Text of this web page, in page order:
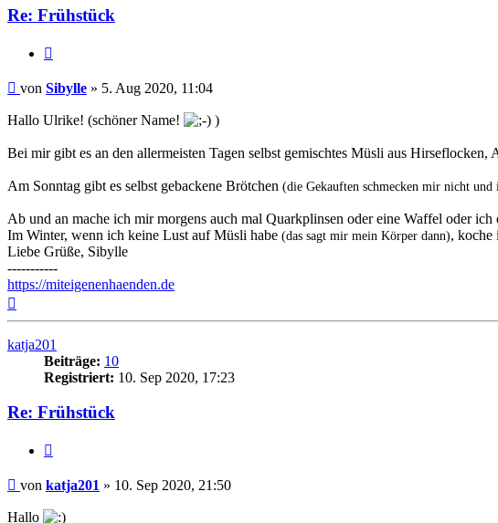
Re: Frühstück
Beitrag
von Sibylle » 5. Aug 2020, 11:04
Hallo Ulrike! (schöner Name! )
Bei mir gibt es an den allermeisten Tagen selbst gemischtes Müsli aus
Am Sonntag gibt es selbst gebackene Brötchen (die Gekauften schmecken mir nicht
Ab und an mache ich mir morgens auch mal Quarkplinsen oder eine Waffel oder ich
Im Winter, wenn ich keine Lust auf Müsli habe (das sagt mir mein Körper dann), koche
Liebe Grüße, Sibylle
-----------
https://miteigenenhaenden.de
katja201
Beiträge: 10
Registriert: 10. Sep 2020, 17:23
Re: Frühstück
Beitrag
von katja201 » 10. Sep 2020, 21:50
Hallo